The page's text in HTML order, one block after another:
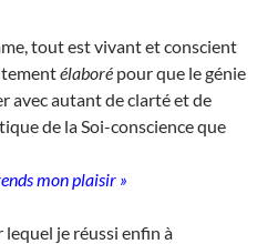
tout est vivant et conscient
élaboré pour que le génie
avec autant de clarté et de
de la Soi-conscience que
mon plaisir »
je réussi enfin à